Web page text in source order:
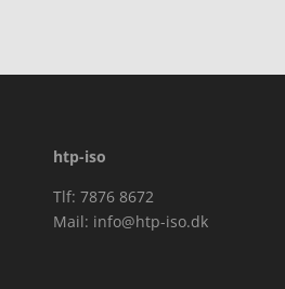
htp-iso
Tlf: 7876 8672
Mail: info@htp-iso.dk